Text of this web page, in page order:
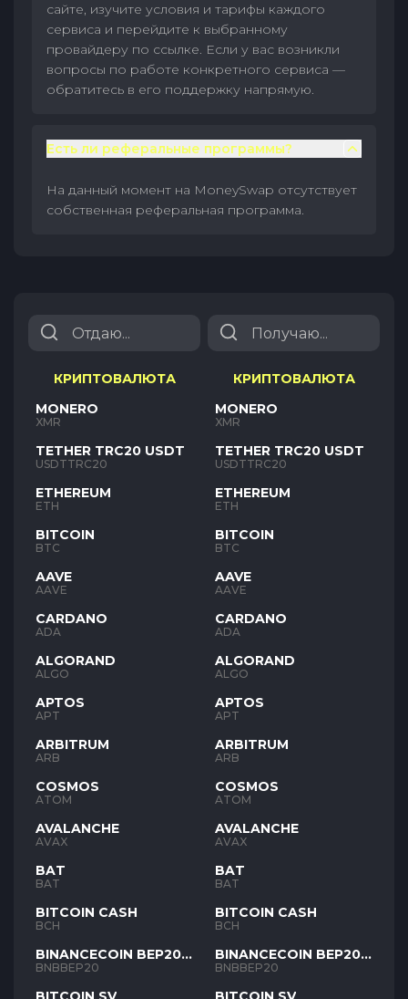
сайте, изучите условия и тарифы каждого
сервиса и перейдите к выбранному
провайдеру по ссылке. Если у вас возникли
вопросы по работе конкретного сервиса —
обратитесь в его поддержку напрямую.
Есть ли реферальные программы?
На данный момент на MoneySwap отсутствует
собственная реферальная программа.
КРИПТОВАЛЮТА
MONERO
XMR
TETHER TRC20 USDT
USDTTRC20
ETHEREUM
ETH
BITCOIN
BTC
AAVE
AAVE
CARDANO
ADA
ALGORAND
ALGO
APTOS
APT
ARBITRUM
ARB
COSMOS
ATOM
AVALANCHE
AVAX
BAT
BAT
BITCOIN CASH
BCH
BINANCECOIN BEP20
BNB
BNBBEP20
КРИПТОВАЛЮТА
MONERO
XMR
TETHER TRC20 USDT
USDTTRC20
ETHEREUM
ETH
BITCOIN
BTC
AAVE
AAVE
CARDANO
ADA
ALGORAND
ALGO
APTOS
APT
ARBITRUM
ARB
COSMOS
ATOM
AVALANCHE
AVAX
BAT
BAT
BITCOIN CASH
BCH
BINANCECOIN BEP20
BNB
BNBBEP20